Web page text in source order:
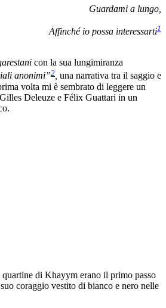
Guardami a lungo,
Affinché io possa interessarti1
con la sua lungimiranza
anonimi”2, una narrativa tra il saggio e
volta mi è sembrato di leggere un
Deleuze e Félix Guattari in un
di Khayym erano il primo passo
coraggio vestito di bianco e nero nelle